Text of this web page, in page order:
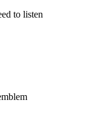
to listen